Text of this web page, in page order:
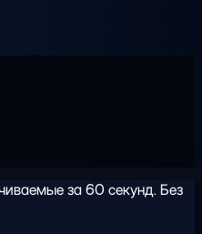
за 60 секунд. Без